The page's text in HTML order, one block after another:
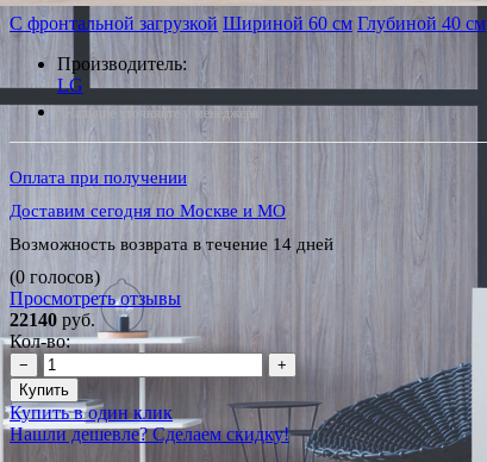
С фронтальной загрузкой Шириной 60 см Глубиной 40 см
Производитель:
LG
*Наличие уточняйте у менеджера
Оплата при получении
Доставим сегодня по Москве и МО
Возможность возврата в течение 14 дней
(0 голосов)
Просмотреть отзывы
22140 руб.
Кол-во:
−
+
Купить
Купить в один клик
Нашли дешевле? Сделаем скидку!